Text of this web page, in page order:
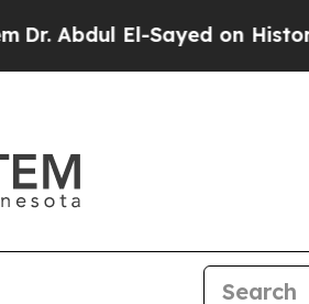
El-Sayed on Historic